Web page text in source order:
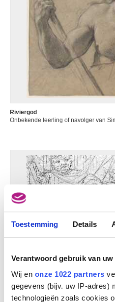
Toestemming Details
Verantwoord gebruik van uw
Wij en onze 1022 partners
gegevens (bijv. uw IP-adres)
technologieën zoals cookies
Riviergod
Onbekende leerling of navolger van